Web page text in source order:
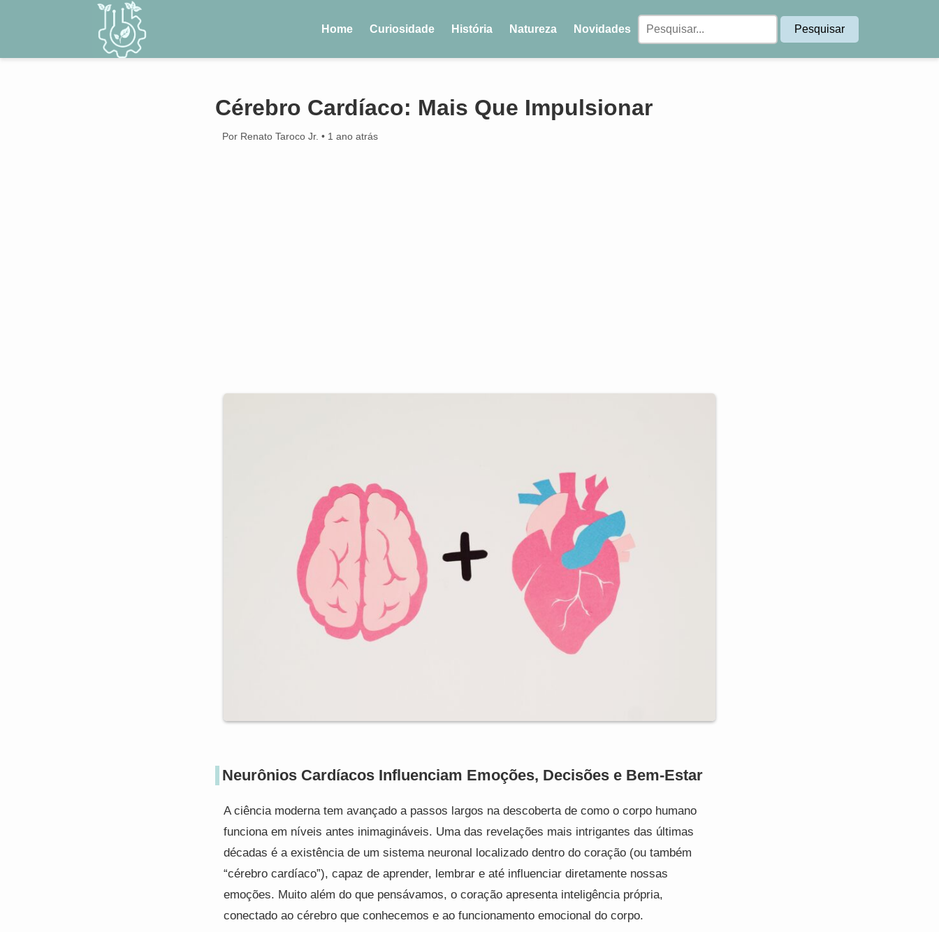
Home Curiosidade História Natureza Novidades
Cérebro Cardíaco: Mais Que Impulsionar
Por Renato Taroco Jr. • 1 ano atrás
Neurônios Cardíacos Influenciam Emoções, Decisões e Bem-Estar
A ciência moderna tem avançado a passos largos na descoberta de como o corpo humano
funciona em níveis antes inimagináveis. Uma das revelações mais intrigantes das últimas
décadas é a existência de um sistema neuronal localizado dentro do coração (ou também
“cérebro cardíaco”), capaz de aprender, lembrar e até influenciar diretamente nossas
emoções. Muito além do que pensávamos, o coração apresenta inteligência própria,
conectado ao cérebro que conhecemos e ao funcionamento emocional do corpo.